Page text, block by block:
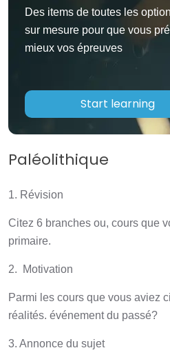
Des items de toutes les
sur mesure pour que vous
mieux vos épreuves
Start learning
Paléolithique
1. Révision
Citez 6 branches ou, cours que
primaire.
2. Motivation
Parmi les cours que vous aviez
réalités. événement du passé?
3. Annonce du sujet